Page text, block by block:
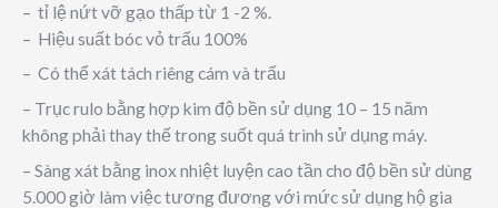
– tỉ lệ nứt vỡ gạo thấp từ 1 -2 %.
– Hiệu suất bóc vỏ trấu 100%
– Có thể xát tách riêng cám và trấu
– Trục rulo bằng hợp kim độ bền sử dụng 10 – 15 năm
không phải thay thế trong suốt quá trình sử dụng máy.
– Sàng xát bằng inox nhiệt luyện cao tần cho độ bền sử dùng
5.000 giờ làm việc tương đương với mức sử dụng hộ gia